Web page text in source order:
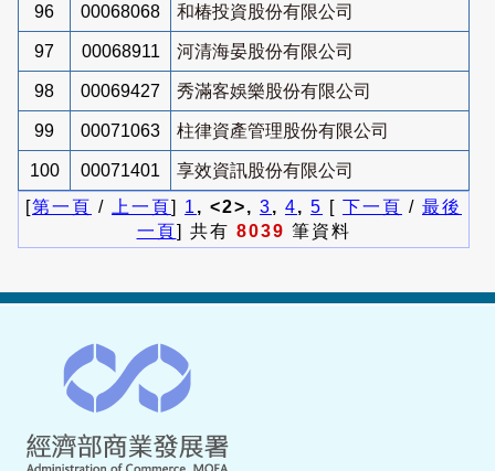
96 00068068 和椿投資股份有限公司
97 00068911 河清海晏股份有限公司
98 00069427 秀滿客娛樂股份有限公司
99 00071063 柱律資產管理股份有限公司
100 00071401
享效資訊股份有限公司
[第一頁 / 上一頁] 1 , <2>, 3, 4, 5 [ 下一頁 / 最後
一頁] 共有 8039 筆資料